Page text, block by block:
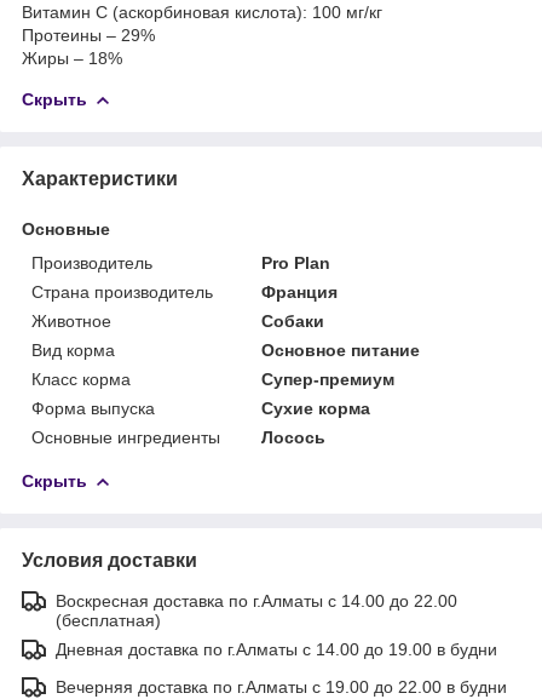
Витамин C (аскорбиновая кислота): 100 мг/кг
Протеины – 29%
Жиры – 18%
Скрыть
Характеристики
Основные
Производитель
Pro Plan
Страна производитель
Франция
Животное
Собаки
Вид корма
Основное питание
Класс корма
Супер-премиум
Форма выпуска
Сухие корма
Основные ингредиенты
Лосось
Скрыть
Условия доставки
Воскресная доставка по г.Алматы с 14.00 до 22.00
(бесплатная)
Дневная доставка по г.Алматы с 14.00 до 19.00 в будни
Вечерняя доставка по г.Алматы с 19.00 до 22.00 в будни